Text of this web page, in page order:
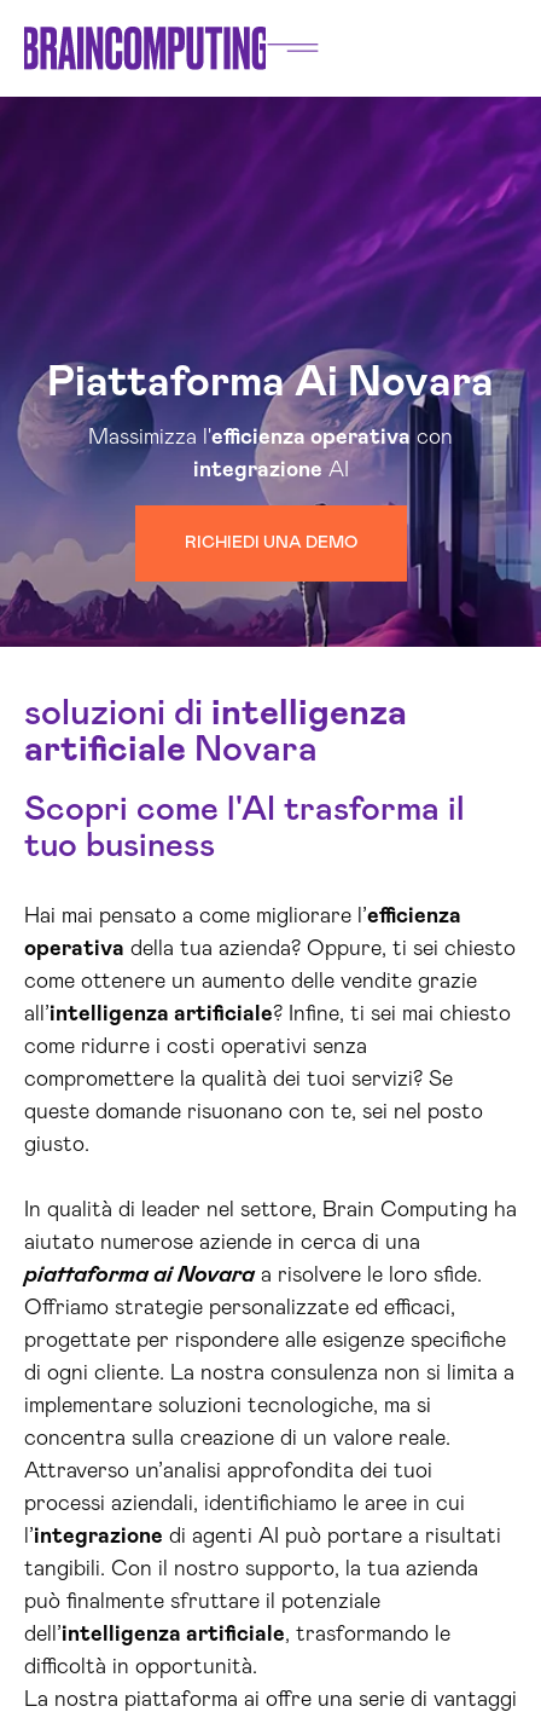
Piattaforma Ai Novara
Massimizza l'efficienza operativa con
integrazione AI
RICHIEDI UNA DEMO
soluzioni di intelligenza
artificiale Novara
Scopri come l'AI trasforma il
tuo business
Hai mai pensato a come migliorare l’efficienza
operativa della tua azienda? Oppure, ti sei chiesto
come ottenere un aumento delle vendite grazie
all’intelligenza artificiale? Infine, ti sei mai chiesto
come ridurre i costi operativi senza
compromettere la qualità dei tuoi servizi? Se
queste domande risuonano con te, sei nel posto
giusto.
In qualità di leader nel settore, Brain Computing ha
aiutato numerose aziende in cerca di una
piattaforma ai Novaraa risolvere le loro sfide.
Offriamo strategie personalizzate ed efficaci,
progettate per rispondere alle esigenze specifiche
di ogni cliente. La nostra consulenza non si limita a
implementare soluzioni tecnologiche, ma si
concentra sulla creazione di un valore reale.
Attraverso un’analisi approfondita dei tuoi
processi aziendali, identifichiamo le aree in cui
l’integrazione di agenti AI può portare a risultati
tangibili. Con il nostro supporto, la tua azienda
può finalmente sfruttare il potenziale
dell’intelligenza artificiale, trasformando le
difficoltà in opportunità.
La nostra piattaforma ai offre una serie di vantaggi